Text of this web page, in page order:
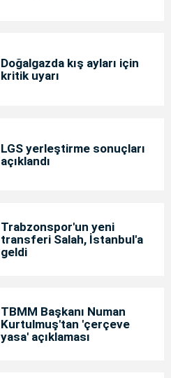
Doğalgazda kış ayları için
kritik uyarı
LGS yerleştirme sonuçları
açıklandı
Trabzonspor'un yeni
transferi Salah, İstanbul'a
geldi
TBMM Başkanı Numan
Kurtulmuş'tan 'çerçeve
yasa' açıklaması